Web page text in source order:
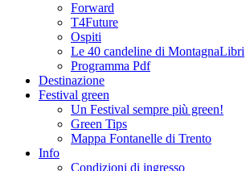
Forward
T4Future
Ospiti
Le 40 candeline di MontagnaLibri
Programma Pdf
Destinazione
Festival green
Un Festival sempre più green!
Green Tips
Mappa Fontanelle di Trento
Info
Condizioni di ingresso